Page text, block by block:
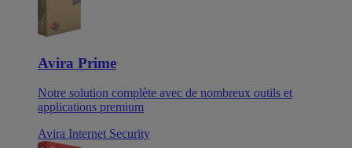
Avira Prime
Notre solution complète avec de nombreux outils et
applications premium
Avira Internet Security